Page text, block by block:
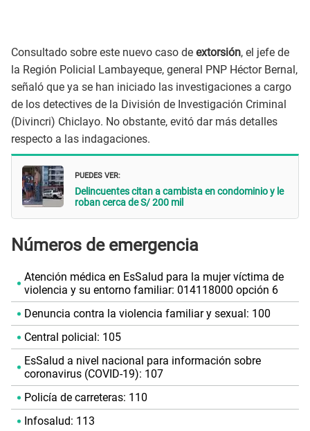
Consultado sobre este nuevo caso de extorsión, el jefe de
la Región Policial Lambayeque, general PNP Héctor Bernal,
señaló que ya se han iniciado las investigaciones a cargo
de los detectives de la División de Investigación Criminal
(Divincri) Chiclayo. No obstante, evitó dar más detalles
respecto a las indagaciones.
PUEDES VER:
Delincuentes citan a cambista en condominio y le
roban cerca de S/ 200 mil
Números de emergencia
Atención médica en EsSalud para la mujer víctima de
violencia y su entorno familiar: 014118000 opción 6
Denuncia contra la violencia familiar y sexual: 100
Central policial: 105
EsSalud a nivel nacional para información sobre
coronavirus (COVID-19): 107
Policía de carreteras: 110
Infosalud: 113